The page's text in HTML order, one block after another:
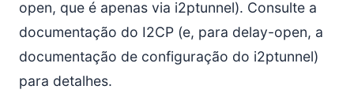
open, que é apenas via i2ptunnel). Consulte a
documentação do I2CP (e, para delay-open, a
documentação de configuração do i2ptunnel)
para detalhes.